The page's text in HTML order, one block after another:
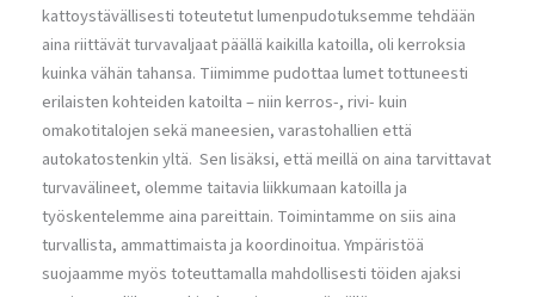
kattoystävällisesti toteutetut lumenpudotuksemme tehdään
aina riittävät turvavaljaat päällä kaikilla katoilla, oli kerroksia
kuinka vähän tahansa. Tiimimme pudottaa lumet tottuneesti
erilaisten kohteiden katoilta – niin kerros-, rivi- kuin
omakotitalojen sekä maneesien, varastohallien että
autokatostenkin yltä. Sen lisäksi, että meillä on aina tarvittavat
turvavälineet, olemme taitavia liikkumaan katoilla ja
työskentelemme aina pareittain. Toimintamme on siis aina
turvallista, ammattimaista ja koordinoitua. Ympäristöä
suojaamme myös toteuttamalla mahdollisesti töiden ajaksi